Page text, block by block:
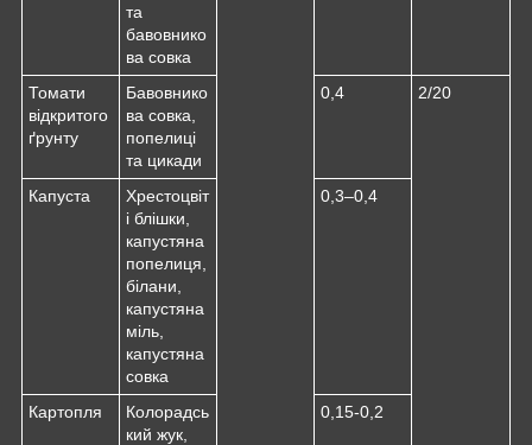
та
бавовнико
ва совка
Томати
відкритого
ґрунту
Бавовнико
ва совка,
попелиці
та цикади
0,4 2/20
Капуста
Хрестоцвіт
і блішки,
капустяна
попелиця,
білани,
капустяна
міль,
капустяна
совка
0,3–0,4
Картопля
Колорадсь
кий жук,
0,15-0,2